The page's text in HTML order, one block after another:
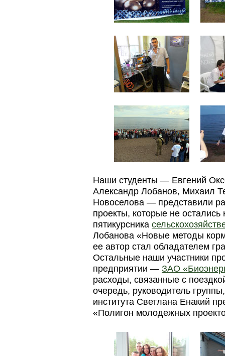
Наши студенты — Евгений
Александр Лобанов, Михаил
Новоселова — представили
проекты, которые не
пятикурсника
Лобанова «Новые методы
ее автор стал обладателем
Остальные наши участники
предприятии — ЗАО
расходы, связанные с
очередь, руководитель
института Светлана Енакий
«Полигон молодежных